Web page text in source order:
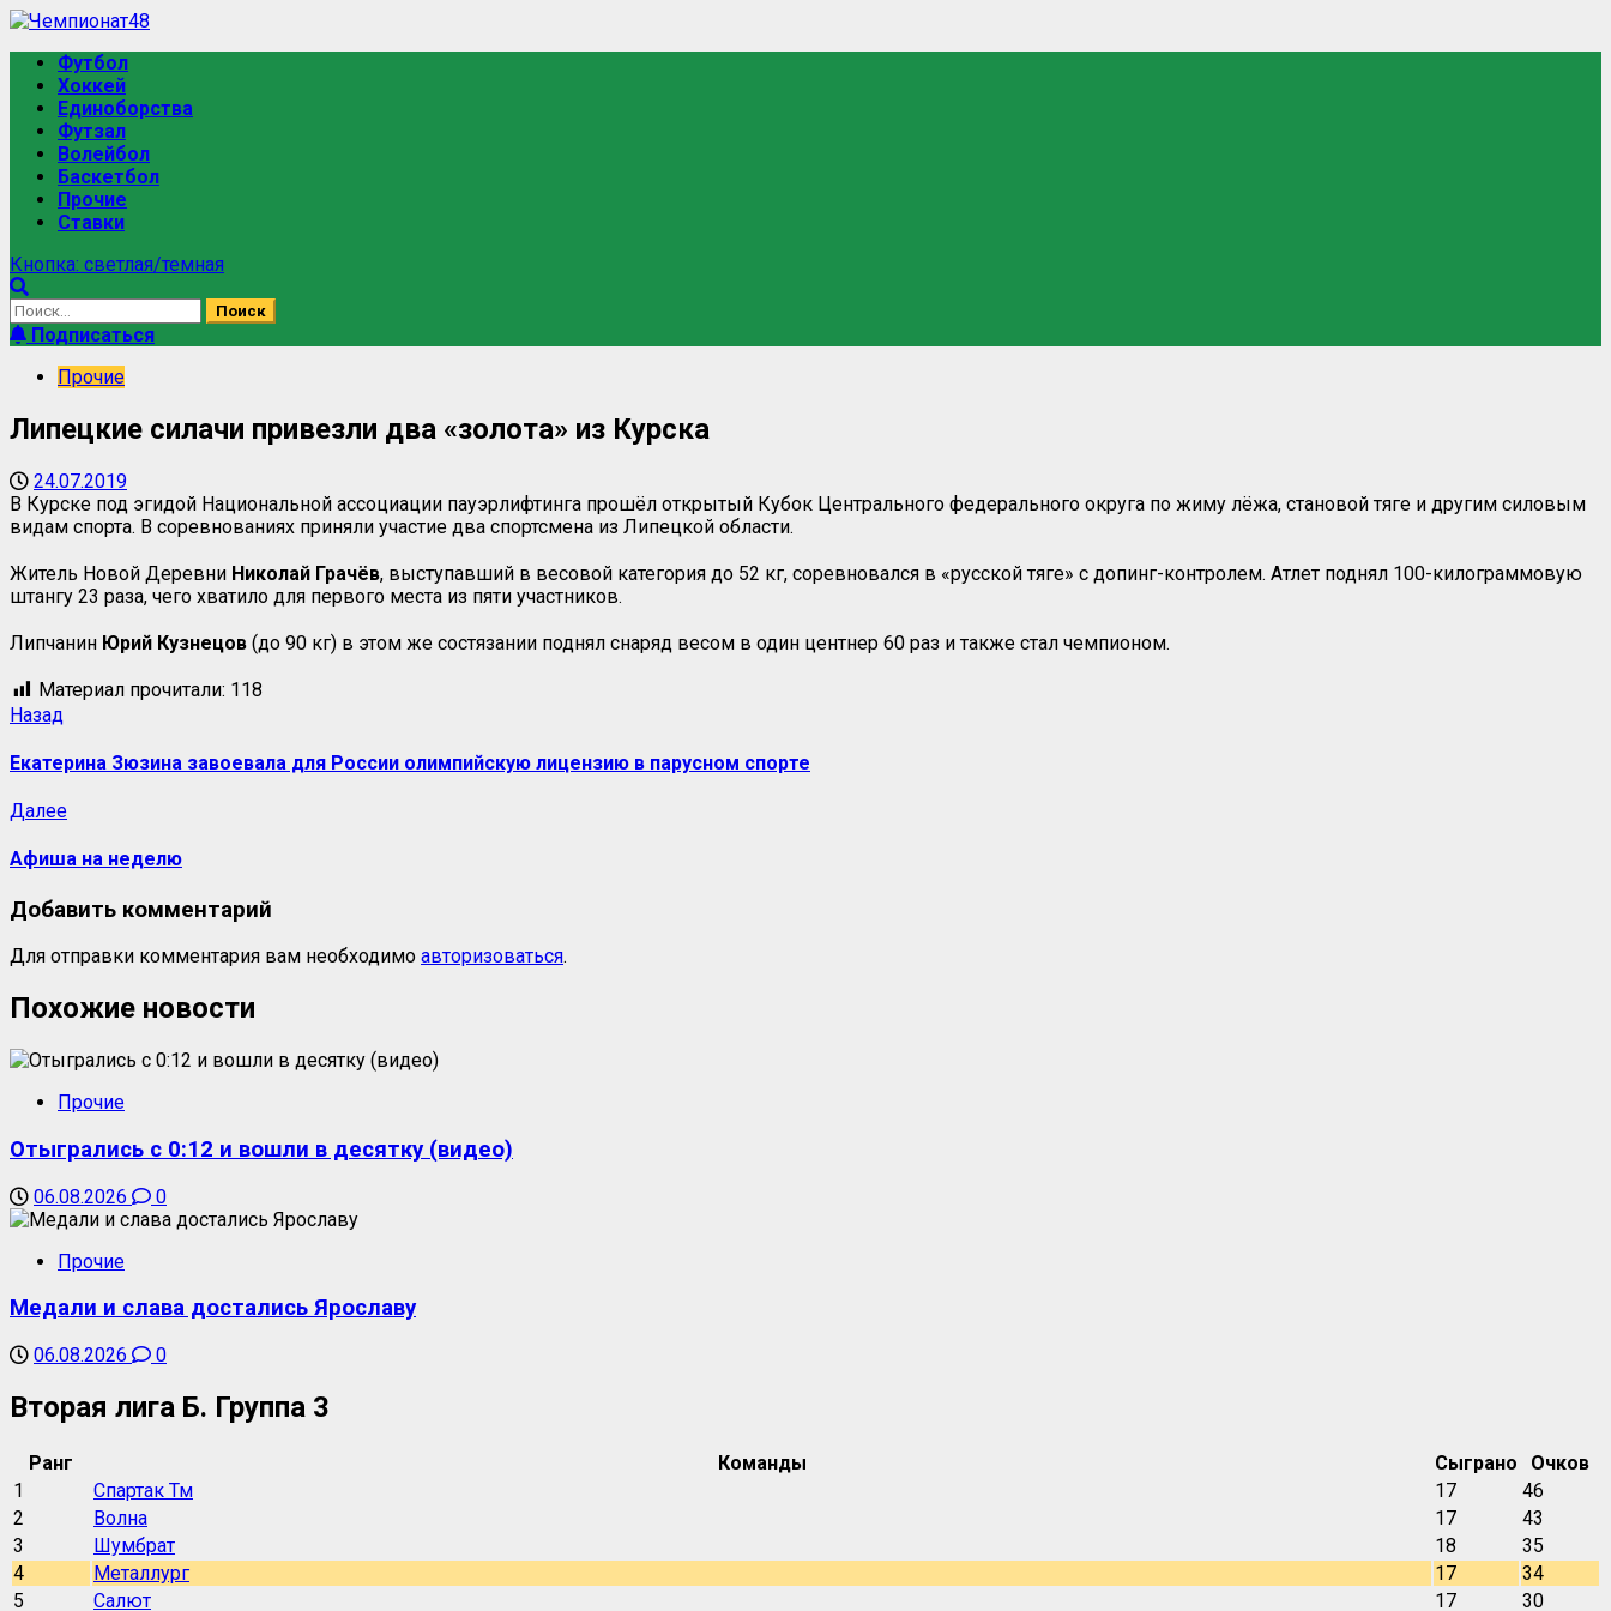
Перейти
содержимому
Основное
меню
Футбол
Хоккей
Единоборства
Футзал
Волейбол
Баскетбол
Прочие
Ставки
Кнопка: светлая/темная
Найти:
Подписаться
Прочие
Липецкие силачи привезли два «золота» из Курска
24.07.2019
В Курске под эгидой Национальной ассоциации пауэрлифтинга прошёл открытый Кубок Центрального федерального округа по жиму лёжа, становой тяге и другим силовым
видам спорта. В соревнованиях приняли участие два спортсмена из Липецкой области.
Житель Новой Деревни Николай Грачёв, выступавший в весовой категория до 52 кг, соревновался в «русской тяге» с допинг-контролем. Атлет поднял 100-килограммовую
штангу 23 раза, чего хватило для первого места из пяти участников.
Липчанин Юрий Кузнецов (до 90 кг) в этом же состязании поднял снаряд весом в один центнер 60 раз и также стал чемпионом.
Материал прочитали: 118
Навигация
записи
Назад
Екатерина Зюзина завоевала для России олимпийскую лицензию в парусном спорте
ДалееСледующая
Афиша на неделю
Добавить комментарий
Для отправки комментария вам необходимо авторизоваться.
Похожие новости
Прочие
Отыгрались с 0:12 и вошли в десятку (видео)
06.08.2026 0
Прочие
Медали и слава достались Ярославу
06.08.2026 0
Вторая лига Б. Группа 3
Ранг Команды Сыграно
Очков
1
Спартак Тм 17
46
2
Волна 17
43
3
Шумбрат 18
35
4
Металлург 17
34
5
Салют 17
30